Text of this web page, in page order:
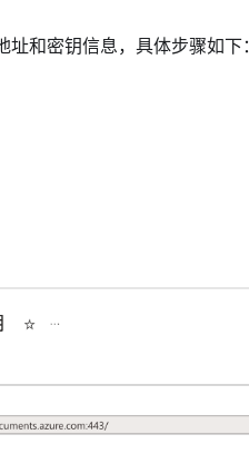
和密钥信息，具体步骤如下：